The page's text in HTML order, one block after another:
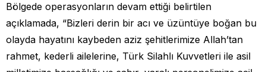
Bölgede operasyonların devam ettiği belirtilen
açıklamada, “Bizleri derin bir acı ve üzüntüye boğan bu
olayda hayatını kaybeden aziz şehitlerimize Allah’tan
rahmet, kederli ailelerine, Türk Silahlı Kuvvetleri ile asil